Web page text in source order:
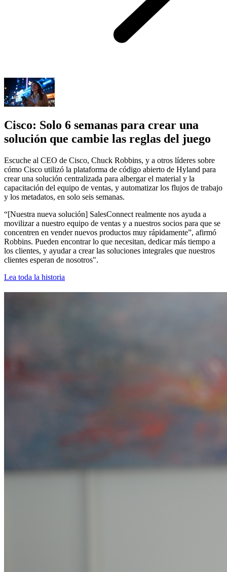
Cisco: Solo 6 semanas para crear una
solución que cambie las reglas del juego
Escuche al CEO de Cisco, Chuck Robbins, y a otros líderes sobre
cómo Cisco utilizó la plataforma de código abierto de Hyland para
crear una solución centralizada para albergar el material y la
capacitación del equipo de ventas, y automatizar los flujos de trabajo
y los metadatos, en solo seis semanas.
“[Nuestra nueva solución] SalesConnect realmente nos ayuda a
movilizar a nuestro equipo de ventas y a nuestros socios para que se
concentren en vender nuevos productos muy rápidamente”, afirmó
Robbins. Pueden encontrar lo que necesitan, dedicar más tiempo a
los clientes, y ayudar a crear las soluciones integrales que nuestros
clientes esperan de nosotros".
Lea toda la historia